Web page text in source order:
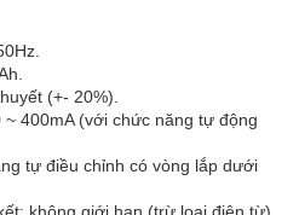
(+- 20%).
400mA (với chức năng tự động
tự điều chỉnh có vòng lắp dưới